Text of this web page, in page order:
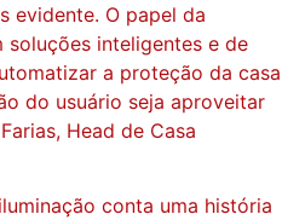
evidente. O papel da
soluções inteligentes e de
a proteção da casa
do usuário seja aproveitar
Head de Casa
conta uma história